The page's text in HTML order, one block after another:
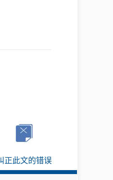
正此文的错误